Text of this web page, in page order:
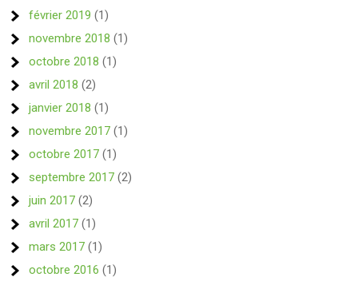
février 2019 (1)
novembre 2018 (1)
octobre 2018 (1)
avril 2018 (2)
janvier 2018 (1)
novembre 2017 (1)
octobre 2017 (1)
septembre 2017 (2)
juin 2017 (2)
avril 2017 (1)
mars 2017 (1)
octobre 2016 (1)